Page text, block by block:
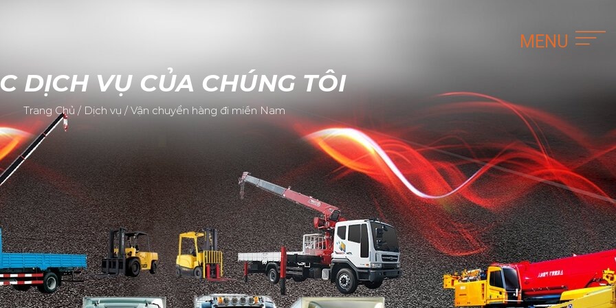
DỊCH VỤ CỦA CHÚNG TÔI
Trang Chủ / Dịch vụ /Vận chuyển hàng đi miền Nam Dịch Vụ Vận Tải
Download Form Mẫu
Tin tức và sự kiện
Đối tác
Liên hệ